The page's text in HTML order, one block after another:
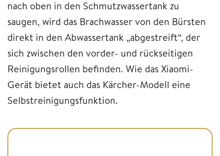
nach oben in den Schmutzwassertank zu
saugen, wird das Brachwasser von den Bürsten
direkt in den Abwassertank „abgestreift“, der
sich zwischen den vorder- und rückseitigen
Reinigungsrollen befinden. Wie das Xiaomi-
Gerät bietet auch das Kärcher-Modell eine
Selbstreinigungsfunktion.